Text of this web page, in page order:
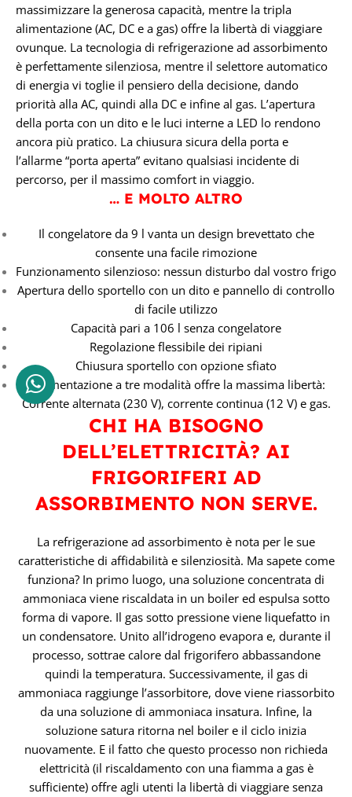
massimizzare la generosa capacità, mentre la tripla
alimentazione (AC, DC e a gas) offre la libertà di viaggiare
ovunque. La tecnologia di refrigerazione ad assorbimento
è perfettamente silenziosa, mentre il selettore automatico
di energia vi toglie il pensiero della decisione, dando
priorità alla AC, quindi alla DC e infine al gas. L’apertura
della porta con un dito e le luci interne a LED lo rendono
ancora più pratico. La chiusura sicura della porta e
l’allarme “porta aperta” evitano qualsiasi incidente di
percorso, per il massimo comfort in viaggio.
… E MOLTO ALTRO
Il congelatore da 9 l vanta un design brevettato che
consente una facile rimozione
Funzionamento silenzioso: nessun disturbo dal vostro frigo
Apertura dello sportello con un dito e pannello di controllo
di facile utilizzo
Capacità pari a 106 l senza congelatore
Regolazione flessibile dei ripiani
Chiusura sportello con opzione sfiato
L’alimentazione a tre modalità offre la massima libertà:
Corrente alternata (230 V), corrente continua (12 V) e gas.
CHI HA BISOGNO
DELL’ELETTRICITÀ? AI
FRIGORIFERI AD
ASSORBIMENTO NON SERVE.
La refrigerazione ad assorbimento è nota per le sue
caratteristiche di affidabilità e silenziosità. Ma sapete come
funziona? In primo luogo, una soluzione concentrata di
ammoniaca viene riscaldata in un boiler ed espulsa sotto
forma di vapore. Il gas sotto pressione viene liquefatto in
un condensatore. Unito all’idrogeno evapora e, durante il
processo, sottrae calore dal frigorifero abbassandone
quindi la temperatura. Successivamente, il gas di
ammoniaca raggiunge l’assorbitore, dove viene riassorbito
da una soluzione di ammoniaca insatura. Infine, la
soluzione satura ritorna nel boiler e il ciclo inizia
nuovamente. E il fatto che questo processo non richieda
elettricità (il riscaldamento con una fiamma a gas è
sufficiente) offre agli utenti la libertà di viaggiare senza